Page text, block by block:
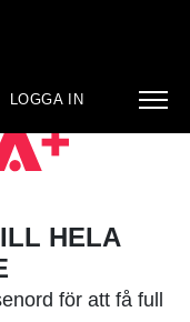
LOGGA IN
HELA
för att få full